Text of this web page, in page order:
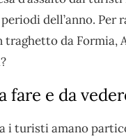
dell’anno. Per
traghetto da Formia,
fare e da
i turisti amano